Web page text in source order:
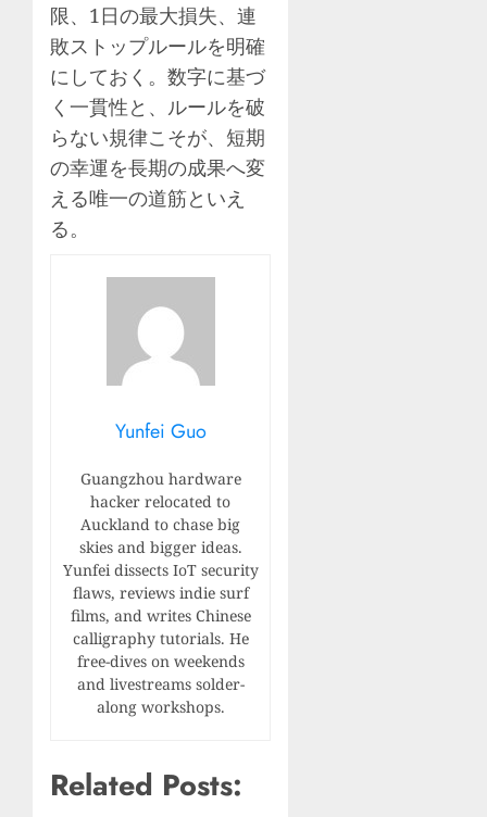
限、1日の最大損失、連
敗ストップルールを明確
にしておく。数字に基づ
く一貫性と、ルールを破
らない規律こそが、短期
の幸運を長期の成果へ変
える唯一の道筋といえ
る。
Yunfei Guo
Guangzhou hardware
hacker relocated to
Auckland to chase big
skies and bigger ideas.
Yunfei dissects IoT security
flaws, reviews indie surf
films, and writes Chinese
calligraphy tutorials. He
free-dives on weekends
and livestreams solder-
along workshops.
Related Posts: